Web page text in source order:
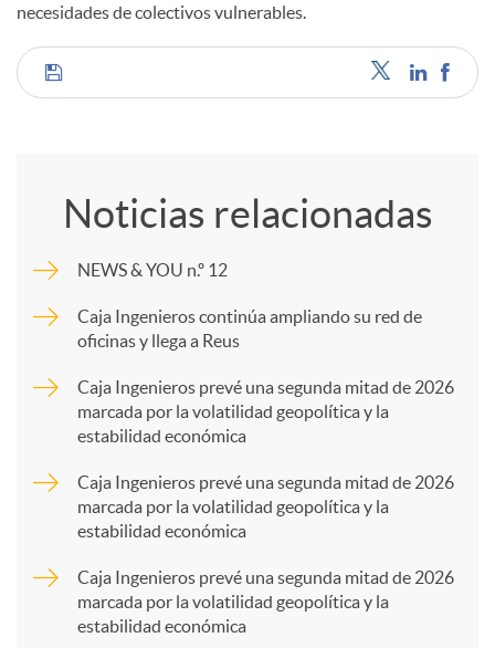
necesidades de colectivos vulnerables.
C
m
p
a
Noticias relacionadas
NEWS & YOU n.º 12
Caja Ingenieros continúa ampliando su red de
oficinas y llega a Reus
Caja Ingenieros prevé una segunda mitad de 2026
marcada por la volatilidad geopolítica y la
estabilidad económica
Caja Ingenieros prevé una segunda mitad de 2026
marcada por la volatilidad geopolítica y la
estabilidad económica
Caja Ingenieros prevé una segunda mitad de 2026
marcada por la volatilidad geopolítica y la
estabilidad económica